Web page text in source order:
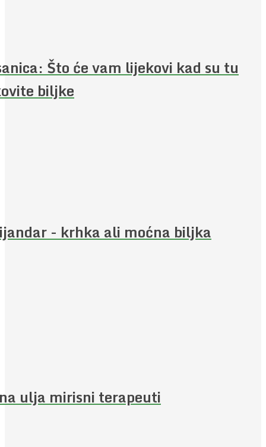
Što će vam lijekovi kad su tu
biljke
- krhka ali moćna biljka
ulja mirisni terapeuti